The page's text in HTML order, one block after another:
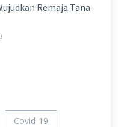
Remaja Tana
Covid-19